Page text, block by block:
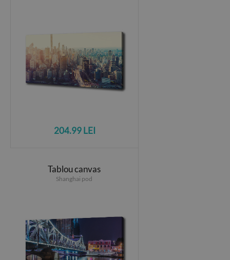
204.99 LEI
Tablou canvas
Shanghai pod